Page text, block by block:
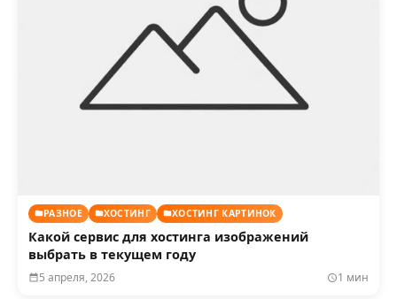
РАЗНОЕ ХОСТИНГ ХОСТИНГ КАРТИНОК
Какой сервис для хостинга изображений
выбрать в текущем году
5 апреля, 2026 1 мин